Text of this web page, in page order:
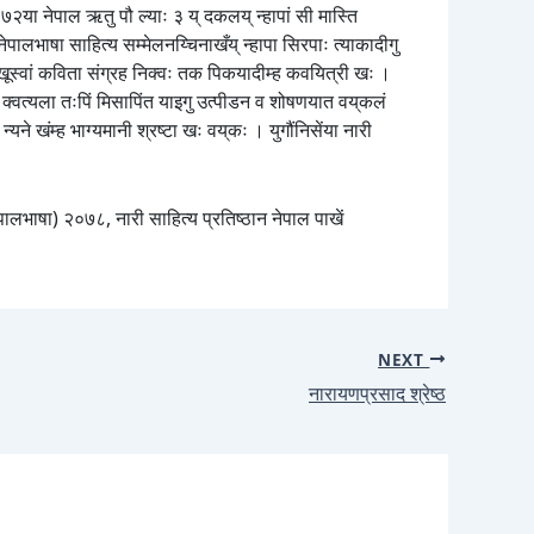
नेपाल ऋतु पौ ल्याः ३ य् दकलय् न्हापां सी मास्ति
साहित्य सम्मेलनय्चिनाखँय् न्हापा सिरपाः त्याकादीगु
कविता संग्रह निक्वः तक पिकयादीम्ह कवयित्री खः ।
तःपिं मिसापिंत याइगु उत्पीडन व शोषणयात वय्‌कलं
खंम्ह भाग्यमानी श्रष्टा खः वय्‌कः । युगौंनिसेंया नारी
२०७८, नारी साहित्य प्रतिष्ठान नेपाल पाखें
NEXT
नारायणप्रसाद श्रेष्ठ